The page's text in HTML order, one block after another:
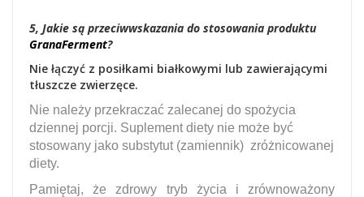
5, Jakie są przeciwwskazania do stosowania produktu
GranaFerment?
Nie łączyć z posiłkami białkowymi lub zawierającymi
tłuszcze zwierzęce.
Nie należy przekraczać zalecanej do spożycia
dziennej porcji. Suplement diety nie może być
stosowany jako substytut (zamiennik) zróżnicowanej
diety.
Pamiętaj, że zdrowy tryb życia i zrównoważony